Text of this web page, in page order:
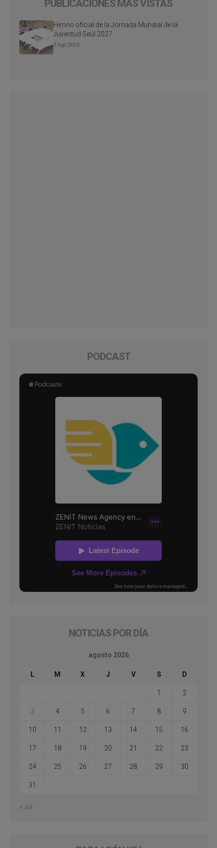
PUBLICACIONES MÁS VISTAS
Himno oficial de la Jornada Mundial de la
Juventud Seúl 2027
3 Ago 2026
PODCAST
NOTICIAS POR DÍA
agosto 2026
L M X J V S D
1 2
3 4 5 6 7 8 9
10 11 12 13 14 15 16
17 18 19 20 21 22 23
24 25 26 27 28 29 30
31
« Jul